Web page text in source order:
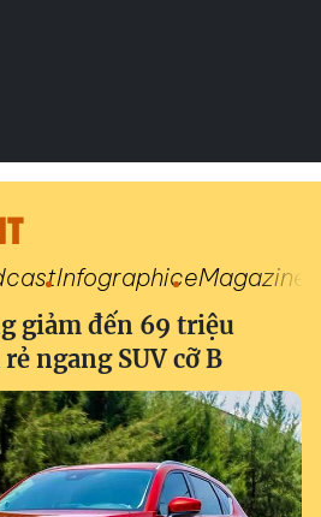
InfographiceMagazine
giảm đến 69 triệu
ngang SUV cỡ B